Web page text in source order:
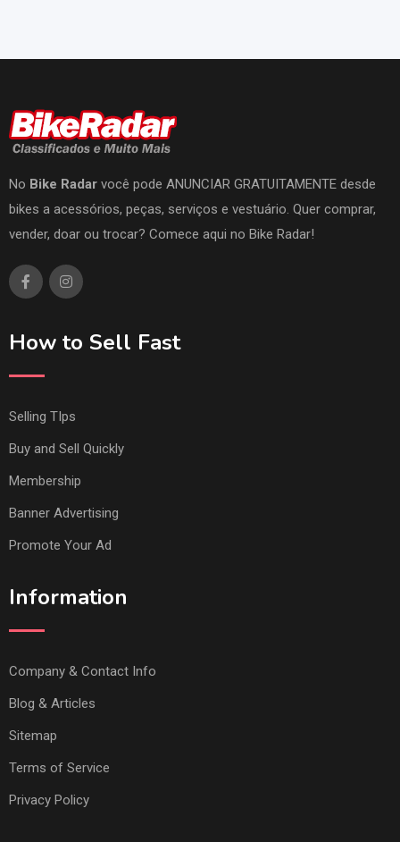
No Bike Radar você pode ANUNCIAR GRATUITAMENTE desde
bikes a acessórios, peças, serviços e vestuário. Quer comprar,
vender, doar ou trocar? Comece aqui no Bike Radar!
How to Sell Fast
Selling TIps
Buy and Sell Quickly
Membership
Banner Advertising
Promote Your Ad
Information
Company & Contact Info
Blog & Articles
Sitemap
Terms of Service
Privacy Policy